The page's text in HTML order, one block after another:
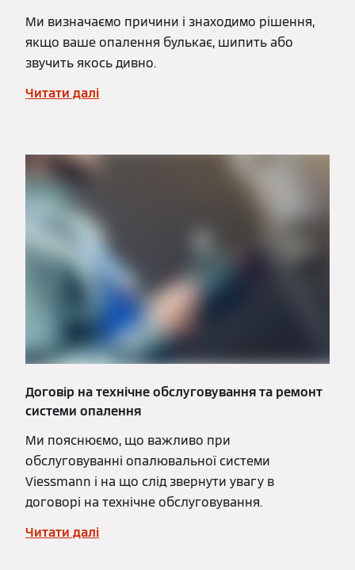
Ми визначаємо причини і знаходимо рішення,
якщо ваше опалення булькає, шипить або
звучить якось дивно.
Читати далі
Договір на технічне обслуговування та ремонт
системи опалення
Ми пояснюємо, що важливо при
обслуговуванні опалювальної системи
Viessmann і на що слід звернути увагу в
договорі на технічне обслуговування.
Читати далі